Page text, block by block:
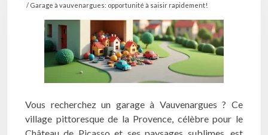
/ Garage à vauvenargues: opportunité à saisir rapidement!
Vous recherchez un garage à Vauvenargues ? Ce
village pittoresque de la Provence, célèbre pour le